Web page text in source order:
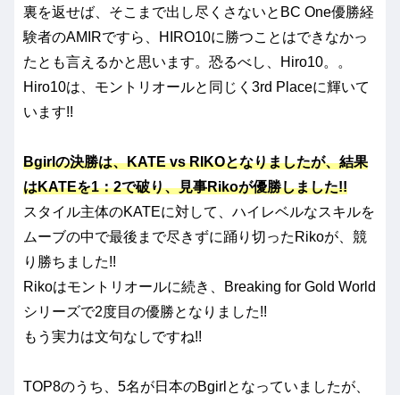
裏を返せば、そこまで出し尽くさないとBC One優勝経
験者のAMIRですら、HIRO10に勝つことはできなかっ
たとも言えるかと思います。恐るべし、Hiro10。。
Hiro10は、モントリオールと同じく3rd Placeに輝いて
います!!
Bgirlの決勝は、KATE vs RIKOとなりましたが、結果
はKATEを1：2で破り、見事Rikoが優勝しました!!
スタイル主体のKATEに対して、ハイレベルなスキルを
ムーブの中で最後まで尽きずに踊り切ったRikoが、競
り勝ちました!!
Rikoはモントリオールに続き、Breaking for Gold World
シリーズで2度目の優勝となりました!!
もう実力は文句なしですね!!
TOP8のうち、5名が日本のBgirlとなっていましたが、